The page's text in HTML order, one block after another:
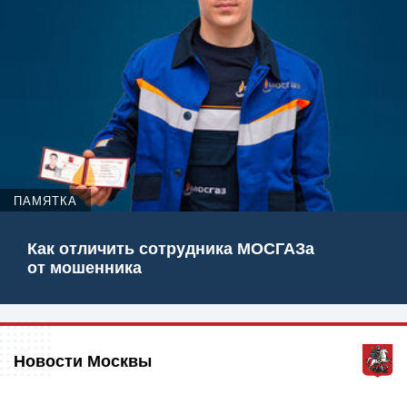
ПАМЯТКА
Как отличить сотрудника МОСГАЗа
от мошенника
Новости Москвы